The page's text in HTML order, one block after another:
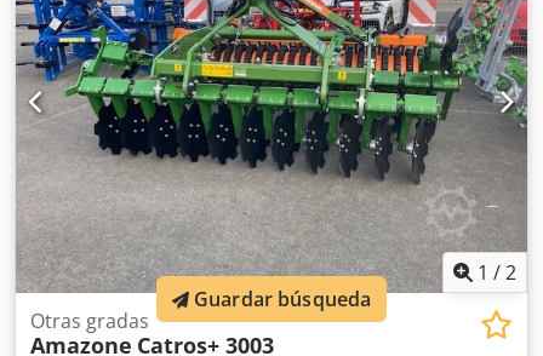
1 /2
Otras gradas
Amazone Catros+ 3003
Guardar búsqueda